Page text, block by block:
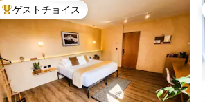
大好評のゲストチョイスです。
ゲストチョイス